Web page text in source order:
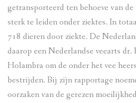
getransporteerd ten behoeve van
sterk te leiden onder ziektes. In
718 dieren door ziekte. De
daarop een Nederlandse veearts dr.
Holambra om de onder het vee
bestrijden. Bij zijn rapportage
oorzaken van de gerezen